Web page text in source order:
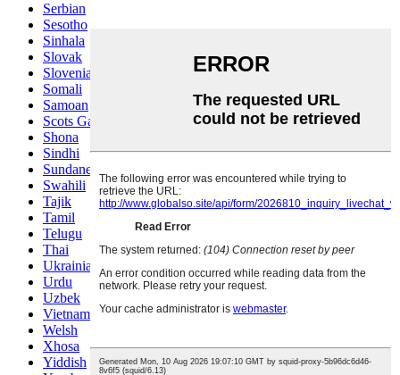
Serbian
Sesotho
Sinhala
Slovak
Slovenian
Somali
Samoan
Scots Gaelic
Shona
Sindhi
Sundanese
Swahili
Tajik
Tamil
Telugu
Thai
Ukrainian
Urdu
Uzbek
Vietnamese
Welsh
Xhosa
Yiddish